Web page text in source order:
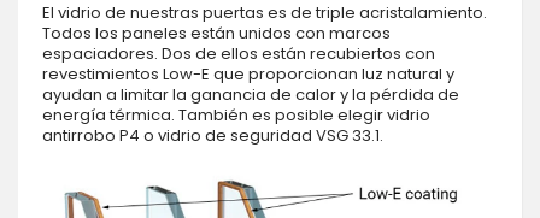
El vidrio de nuestras puertas es de triple acristalamiento.
Todos los paneles están unidos con marcos
espaciadores. Dos de ellos están recubiertos con
revestimientos Low-E que proporcionan luz natural y
ayudan a limitar la ganancia de calor y la pérdida de
energía térmica. También es posible elegir vidrio
antirrobo P4 o vidrio de seguridad VSG 33.1.